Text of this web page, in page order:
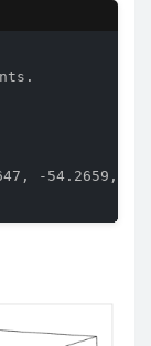
-54.2659, -